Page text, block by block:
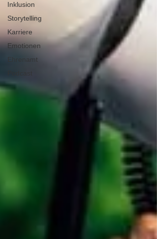
Inklusion
Storytelling
Karriere
Emotionen
Ehrenamt